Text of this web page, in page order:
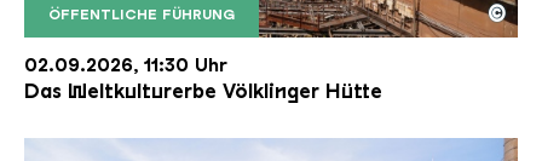
ÖFFENTLICHE FÜHRUNG
Der Erzschrägaufzug der Völklinger Hütte mit
Copyright: Weltkulturerbe Völklinger Hütte | Karl
©
02.09.2026, 11:30 Uhr
Das Weltkulturerbe Völklinger Hütte